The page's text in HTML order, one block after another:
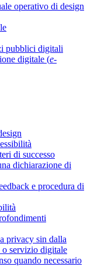
operativo di design
pubblici digitali
digitale (e-
di successo
dichiarazione di
e procedura di
privacy sin dalla
servizio digitale
quando necessario